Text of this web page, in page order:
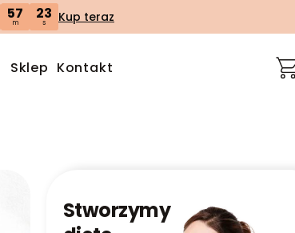
57
m
22
s Kup teraz
Sklep Kontakt
Stworzymy